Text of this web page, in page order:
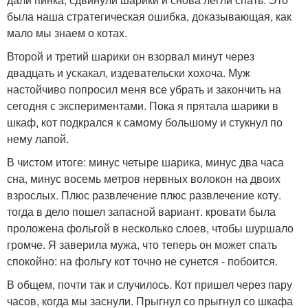
была наша стратегическая ошибка, доказывающая, как
мало мы знаем о котах.
Второй и третий шарики он взорвал минут через
двадцать и ускакал, издевательски хохоча. Муж
настойчиво попросил меня все убрать и закончить на
сегодня с экспериментами. Пока я прятала шарики в
шкаф, кот подкрался к самому большому и стукнул по
нему лапой.
В чистом итоге: минус четыре шарика, минус два часа
сна, минус восемь метров нервных волокон на двоих
взрослых. Плюс развлечение плюс развлечение коту.
тогда в дело пошел запасной вариант. кровати была
проложена фольгой в несколько слоев, чтобы шуршало
громче. Я заверила мужа, что теперь он может спать
спокойно: на фольгу кот точно не сунется - побоится.
В общем, почти так и случилось. Кот пришел через пару
часов, когда мы заснули. Прыгнул со прыгнул со шкафа